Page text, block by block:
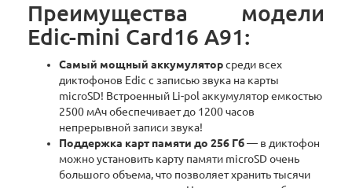
Преимущества модели
Edic-mini Card16 A91:
Самый мощный аккумуляторсреди всех
диктофонов Edic с записью звука на карты
microSD! Встроенный Li-pol аккумулятор емкостью
2500 мАч обеспечивает до 1200 часов
непрерывной записи звука!
Поддержка карт памяти до 256 Гб— в диктофон
можно установить карту памяти microSD очень
большого объема, что позволяет хранить тысячи